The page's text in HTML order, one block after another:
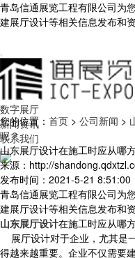
青岛信通展览工程有限公司为
建展厅设计等相关信息发布和
数字展厅
新闻资讯
联系我们
您的位置： 首页 > 公司新闻 >
呢？
山东展厅设计在施工时应从哪
来源：http://
发布时间：2021-5-21 8:51:00
青岛信通展览工程有限公司为
建展厅设计等相关信息发布和
山东展厅设计在施工时应从哪
展厅设计对于企业，尤其是
得越来越重要。企业不仅需要